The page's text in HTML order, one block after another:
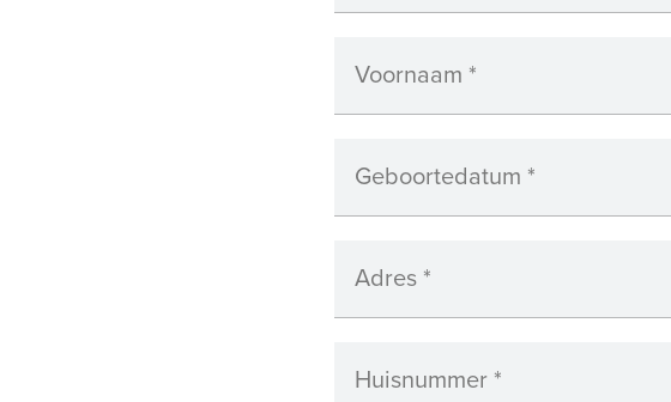
Voornaam *
Geboortedatum *
Adres *
Huisnummer *